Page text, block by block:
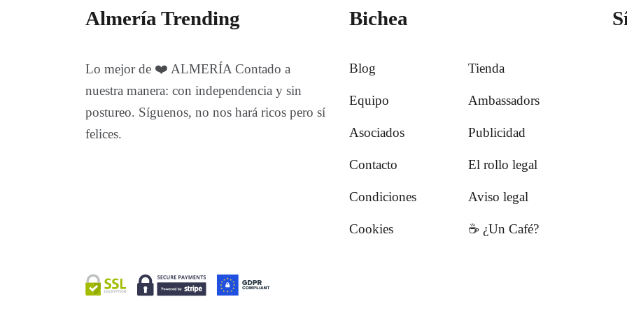
Almería Trending
Lo mejor de ❤️ ALMERÍA Contado a
nuestra manera: con independencia y sin
postureo. Síguenos, no nos hará ricos pero sí
felices.
Bichea
Blog Tienda
Equipo Ambassadors
Asociados Publicidad
Contacto El rollo legal
Condiciones Aviso legal
Cookies ☕️ ¿Un Café?